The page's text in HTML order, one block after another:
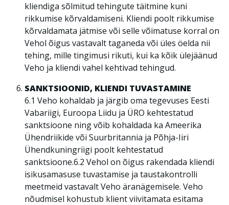
kliendiga sõlmitud tehingute täitmine kuni
rikkumise kõrvaldamiseni. Kliendi poolt rikkumise
kõrvaldamata jätmise või selle võimatuse korral on
Vehol õigus vastavalt taganeda või üles öelda nii
tehing, mille tingimusi rikuti, kui ka kõik ülejäänud
Veho ja kliendi vahel kehtivad tehingud.
SANKTSIOONID, KLIENDI TUVASTAMINE
6.1 Veho kohaldab ja järgib oma tegevuses Eesti
Vabariigi, Euroopa Liidu ja ÜRO kehtestatud
sanktsioone ning võib kohaldada ka Ameerika
Ühendriikide või Suurbritannia ja Põhja-Iiri
Ühendkuningriigi poolt kehtestatud
sanktsioone.6.2 Vehol on õigus rakendada kliendi
isikusamasuse tuvastamise ja taustakontrolli
meetmeid vastavalt Veho äranägemisele. Veho
nõudmisel kohustub klient viivitamata esitama